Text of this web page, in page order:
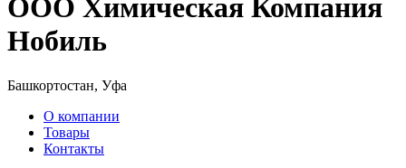
ООО Химическая Компания
Нобиль
Башкортостан, Уфа
О компании
Товары
Контакты